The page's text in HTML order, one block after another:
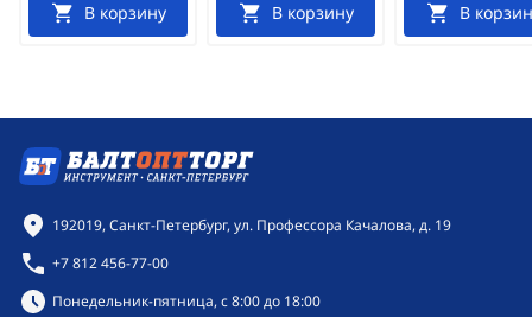
В корзину В корзину В
Контактная информация
192019, Санкт-Петербург, ул. Профессора Качалова, д. 19
+7 812 456-77-00
Режим работы:
Понедельник-пятница, с 8:00 до 18:00